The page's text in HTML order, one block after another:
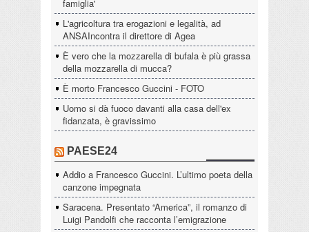
famiglia'
L'agricoltura tra erogazioni e legalità, ad
ANSAIncontra il direttore di Agea
È vero che la mozzarella di bufala è più grassa
della mozzarella di mucca?
È morto Francesco Guccini - FOTO
Uomo si dà fuoco davanti alla casa dell'ex
fidanzata, è gravissimo
PAESE24
Addio a Francesco Guccini. L’ultimo poeta della
canzone impegnata
Saracena. Presentato “America”, il romanzo di
Luigi Pandolfi che racconta l’emigrazione